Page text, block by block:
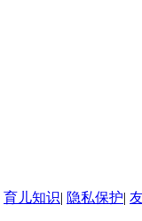
育儿知识| 隐私保护|